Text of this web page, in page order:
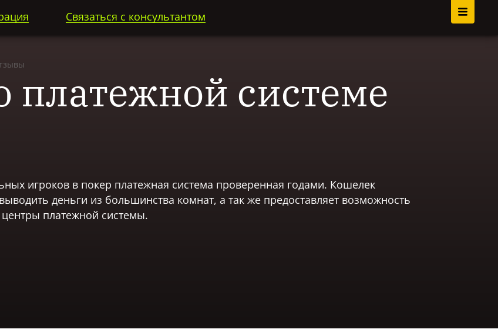
Связаться с консультантом
платежной системе
игроков в покер платежная система проверенная годами. Кошелек
дeньги из большинства комнат, а так же предоставляет возможность
платежной системы.